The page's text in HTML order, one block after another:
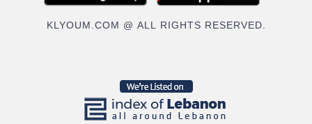
KLYOUM.COM @ ALL RIGHTS RESERVED.